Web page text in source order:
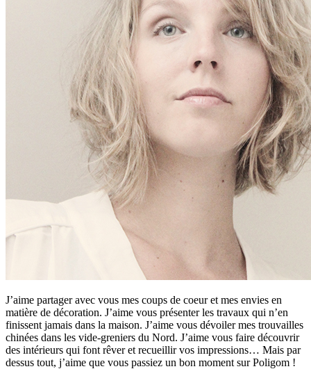
J’aime partager avec vous mes coups de coeur et mes envies en
matière de décoration. J’aime vous présenter les travaux qui n’en
finissent jamais dans la maison. J’aime vous dévoiler mes trouvailles
chinées dans les vide-greniers du Nord. J’aime vous faire découvrir
des intérieurs qui font rêver et recueillir vos impressions… Mais par
dessus tout, j’aime que vous passiez un bon moment sur Poligom !